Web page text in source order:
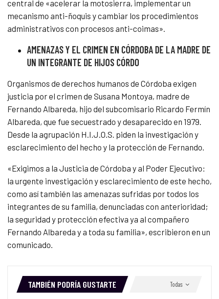
central de «acelerar la motosierra, implementar un
mecanismo anti-ñoquis y cambiar los procedimientos
administrativos con procesos anti-coimas».
AMENAZAS Y EL CRIMEN EN CÓRDOBA DE LA MADRE DE
UN INTEGRANTE DE HIJOS CÓRDO
Organismos de derechos humanos de Córdoba exigen
justicia por el crimen de Susana Montoya, madre de
Fernando Albareda, hijo del subcomisario Ricardo Fermín
Albareda, que fue secuestrado y desaparecido en 1979.
Desde la agrupación H.I.J.O.S. piden la investigación y
esclarecimiento del hecho y la protección de Fernando.
«Exigimos a la Justicia de Córdoba y al Poder Ejecutivo:
la urgente investigación y esclarecimiento de este hecho,
como así también las amenazas sufridas por todos los
integrantes de su familia, denunciadas con anterioridad;
la seguridad y protección efectiva ya al compañero
Fernando Albareda y a toda su familia», escribieron en un
comunicado.
Todas
TAMBIÉN PODRÍA GUSTARTE